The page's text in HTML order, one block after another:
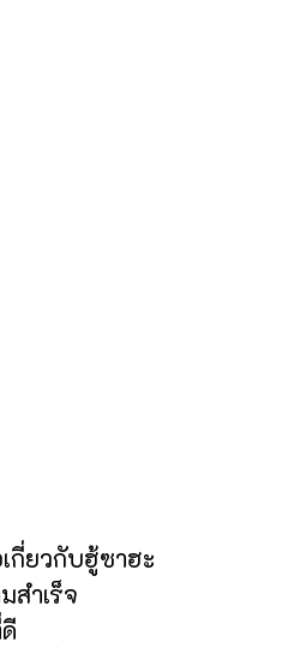
กี่ยวกับฮู้ซาฮะ
สำเร็จ